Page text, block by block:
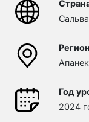
Регион
Год
2024